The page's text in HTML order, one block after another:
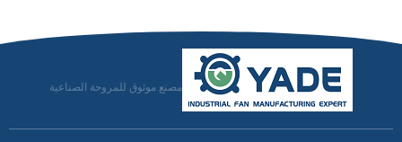
مصنع موثوق للمروحة الصناعية